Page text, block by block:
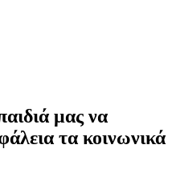
μας να
τα κοινωνικά